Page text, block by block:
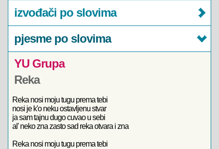
izvođači po slovima
pjesme po slovima
YU Grupa
Reka
Reka nosi moju tugu prema tebi
nosi je k'o neku ostavljenu stvar
ja sam tajnu dugo cuvao u sebi
al' neko zna zasto sad reka otvara i zna
Reka nosi moju tugu prema tebi